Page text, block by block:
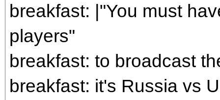
breakfast: |"You must
players"
breakfast: to broadcast
breakfast: it's Russia vs